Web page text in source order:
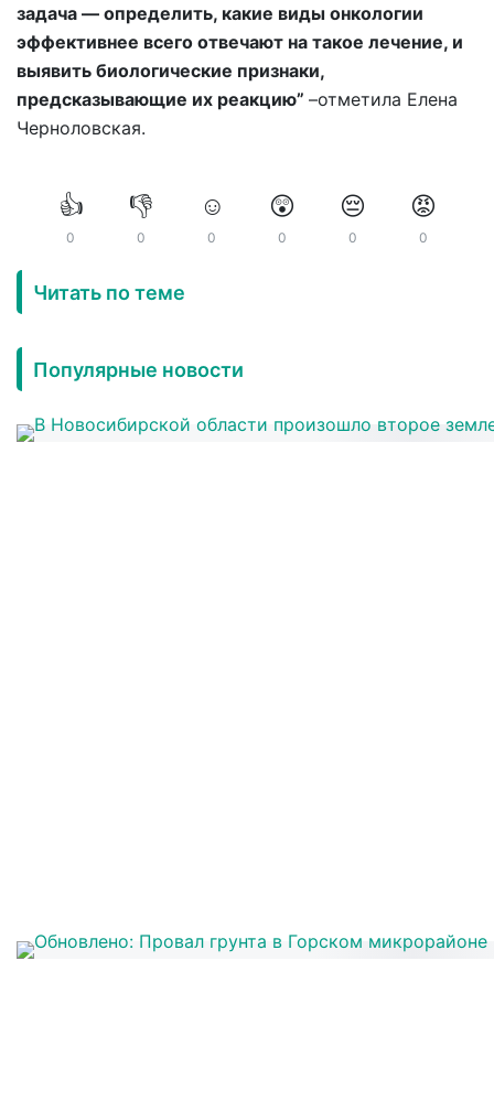
задача — определить, какие виды онкологии
эффективнее всего отвечают на такое лечение, и
выявить биологические признаки,
предсказывающие их реакцию” –отметила Елена
Черноловская.
👍
0
👎
0
☺️
0
😲
0
😔
0
😡
0
Читать по теме
Популярные новости